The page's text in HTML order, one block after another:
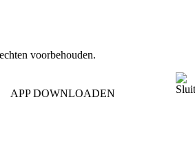
voorbehouden.
APP DOWNLOADEN